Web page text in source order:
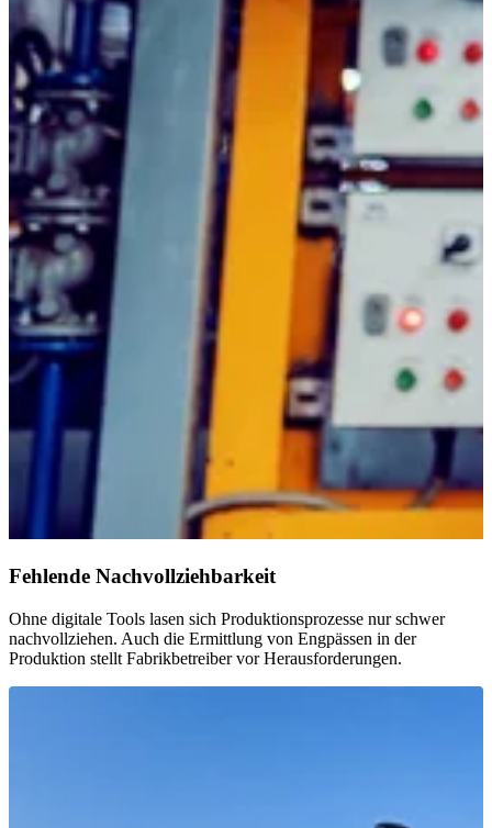
Fehlende Nachvollziehbarkeit
Ohne digitale Tools lasen sich Produktionsprozesse nur schwer
nachvollziehen.​ Auch die Ermittlung von Engpässen in der
Produktion stellt Fabrikbetreiber vor Herausforderungen.